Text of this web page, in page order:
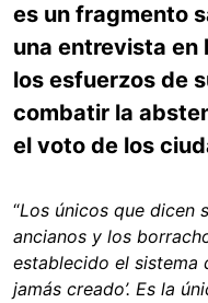
es un fragmento
una entrevista en
los esfuerzos de
combatir la
el voto de los
“Los únicos que dicen
ancianos y los
establecido el sistema
jamás creado’. Es la